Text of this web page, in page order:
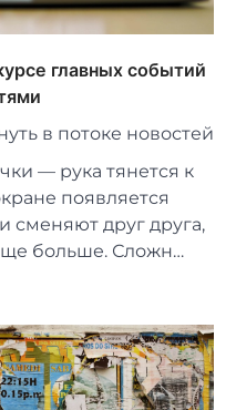
главных событий
в потоке новостей
— рука тянется к
появляется
сменяют друг друга,
больше. Сложн…